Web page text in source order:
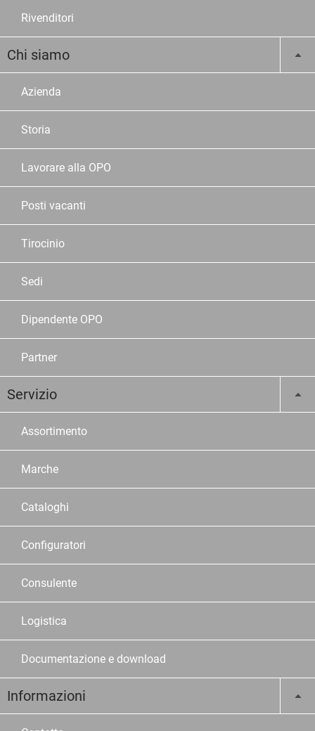
Rivenditori
Chi siamo
Azienda
Storia
Lavorare alla OPO
Posti vacanti
Tirocinio
Sedi
Dipendente OPO
Partner
Servizio
Assortimento
Marche
Cataloghi
Configuratori
Consulente
Logistica
Documentazione e download
Informazioni